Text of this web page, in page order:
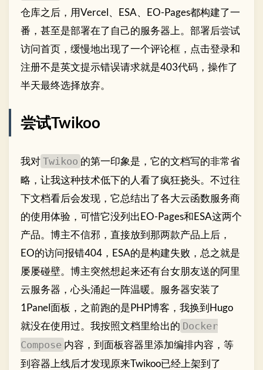
仓库之后，用Vercel、ESA、EO-Pages都构建了一
番，甚至是部署在了自己的服务器上。部署后尝试
访问首页，缓慢地出现了一个评论框，点击登录和
注册不是英文提示错误请求就是403代码，操作了
半天最终选择放弃。
尝试Twikoo
我对 Twikoo 的第一印象是，它的文档写的非常省
略，让我这种技术低下的人看了疯狂挠头。不过往
下文档看后会发现，它总结出了各大云函数服务商
的使用体验，可惜它没列出EO-Pages和ESA这两个
产品。博主不信邪，直接放到那两款产品上后，
EO的访问报错404，ESA的是构建失败，总之就是
屡屡碰壁。博主突然想起来还有台女朋友送的阿里
云服务器，心头涌起一阵温暖。服务器安装了
1Panel面板，之前跑的是PHP博客，我换到Hugo
就没在使用过。我按照文档里给出的 Docker
Compose 内容，到面板容器里添加编排内容，等
到容器上线后才发现原来Twikoo已经上架到了